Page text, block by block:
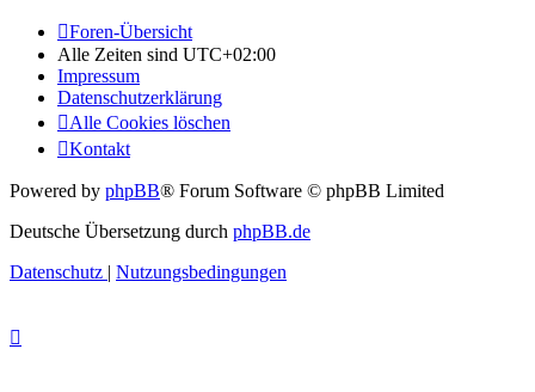
Foren-Übersicht
Alle Zeiten sind UTC+02:00
Impressum
Datenschutzerklärung
Alle Cookies löschen
Kontakt
Powered by phpBB® Forum Software © phpBB Limited
Deutsche Übersetzung durch phpBB.de
Datenschutz
Nutzungsbedingungen